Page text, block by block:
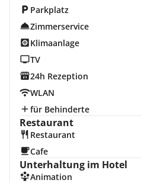
Parkplatz
Zimmerservice
Klimaanlage
TV
24h Rezeption
WLAN
für Behinderte
Restaurant
Restaurant
Cafe
Unterhaltung im Hotel
Animation